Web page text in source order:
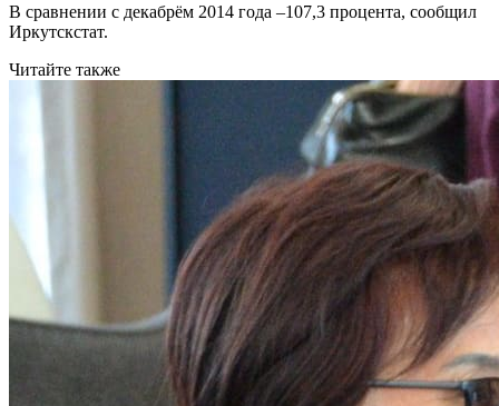
В сравнении с декабрём 2014 года –107,3 процента, сообщил
Иркутскстат.
Читайте также